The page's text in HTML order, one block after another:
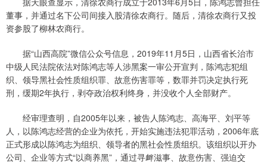
董事，并通过名下公司间接入股清徐农商行。随后，清徐农商行又投
资参股了柳林农商行。
据“山西高院”微信公众号信息，2019年11月5日，山西省长治市
中级人民法院依法对陈鸿志等人涉黑案一审公开宣判，陈鸿志犯组
织、领导黑社会性质组织罪、故意伤害罪等，数罪并罚决定执行死
刑，缓期2年执行，剥夺政治权利终身，并没收个人全部财产。
经审理查明，自2005年以来，被告人陈鸿志、高海平、刘平等
人，以陈鸿志经营的企业为依托，开始实施违法犯罪活动，2006年底
正式形成以陈鸿志为组织、领导者的黑社会性质组织。该组织以开办
公司、企业等方式“以商养黑”，通过寻衅滋事、故意伤害、强迫交